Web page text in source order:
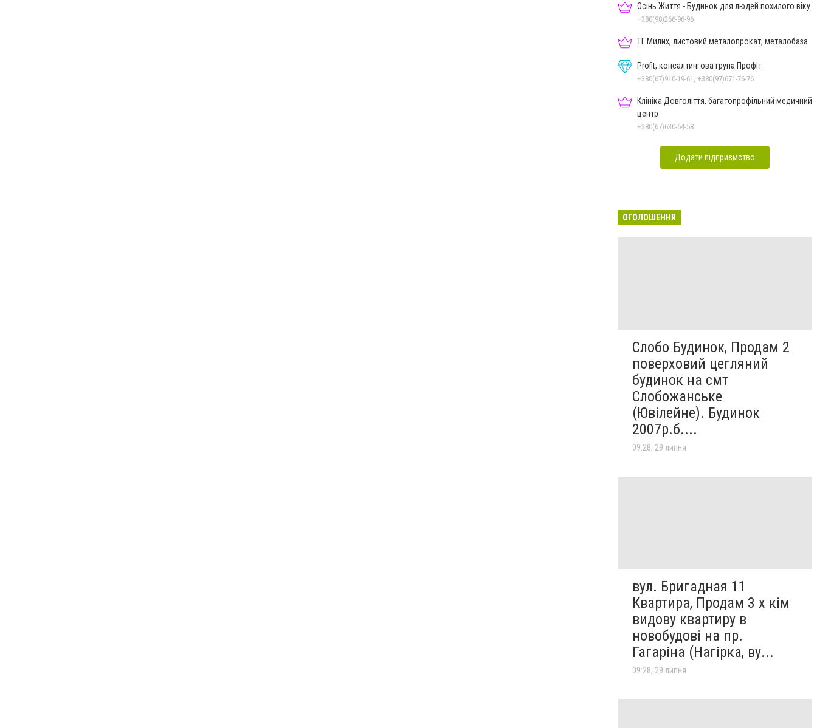
Осінь Життя - Будинок для людей похилого віку
+380(98)266-96-96
ТГ Милих, листовий металопрокат, металобаза
Profit, консалтингова група Профіт
+380(67)910-19-61, +380(97)671-76-76
Клініка Довголіття, багатопрофільний медичний
центр
+380(67)630-64-58
Додати підприємство
ОГОЛОШЕННЯ
Слобо Будинок, Продам 2
поверховий цегляний
будинок на смт
Слобожанське
(Ювілейне). Будинок
2007р.б....
09:28, 29 липня
вул. Бригадная 11
Квартира, Продам 3 х кім
видову квартиру в
новобудові на пр.
Гагаріна (Нагірка, ву...
09:28, 29 липня